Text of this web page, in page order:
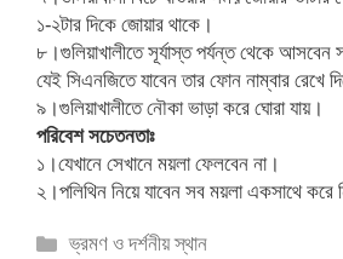
১-২টার দিকে জোয়ার থাকে।
৮।গুলিয়াখালীতে সূর্যাস্ত পর্যন্ত থেকে
যেই সিএনজিতে যাবেন তার ফোন নাম্বার রেখে
৯।গুলিয়াখালীতে নৌকা ভাড়া করে ঘোরা যায়।
পরিবেশ সচেতনতাঃ
১।যেখানে সেখানে ময়লা ফেলবেন না।
২।পলিথিন নিয়ে যাবেন সব ময়লা একসাথে করে
Categories
ভ্রমণ ও দর্শনীয় স্থান